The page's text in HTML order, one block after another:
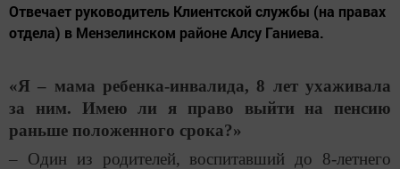
Отвечает руководитель Клиентской службы (на правах
отдела) в Мензелинском районе Алсу Ганиева.
«Я – мама ребенка-инвалида, 8 лет ухаживала
за ним. Имею ли я право выйти на пенсию
раньше положенного срока?»
– Один из родителей, воспитавший до 8-летнего